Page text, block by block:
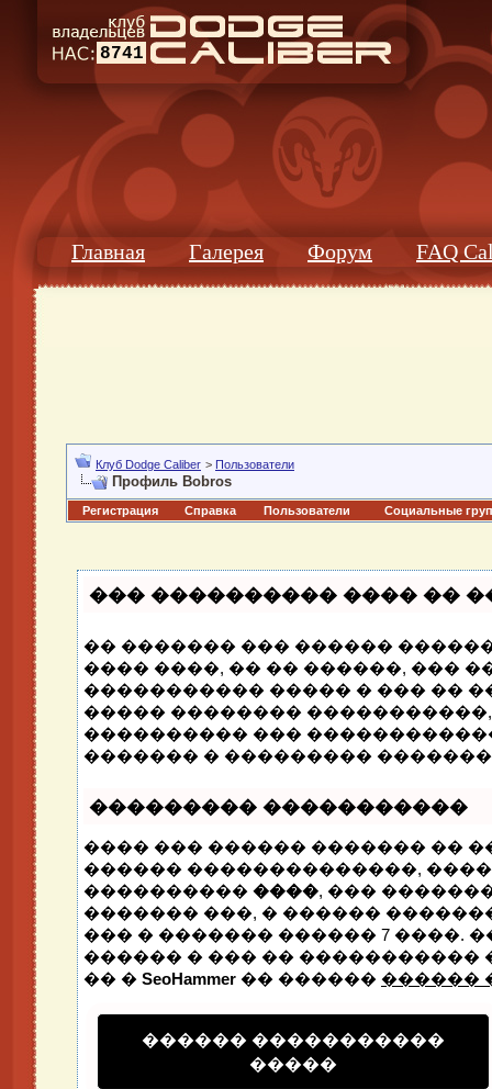
8741
Главная Галерея Форум FAQ
Клуб Dodge Caliber > Пользователи
Профиль Bobros
Регистрация Справка Пользователи Социальные
��� ���������� ���� ��
�� ������� ��� ������
���� ����, �� �� ������, ���
����������� ����� � ��� ��
����� ��������
���������� ���
������� � ���������
��������� �����������
���� ��� ������ ������� ��
������ ��������������,
���������� ����, ���
������� ���, � ������
��� � ������� ������ 7 ����.
������ � ��� �� �����������
�� � SeoHammer �� ������ ������
������ �����������
�����